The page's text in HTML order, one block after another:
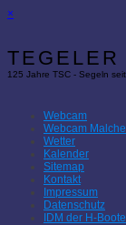
×
125 Jahre TSC - Segeln
Webcam
Webcam Malche
Wetter
Kalender
Sitemap
Kontakt
Impressum
Datenschutz
IDM der H-